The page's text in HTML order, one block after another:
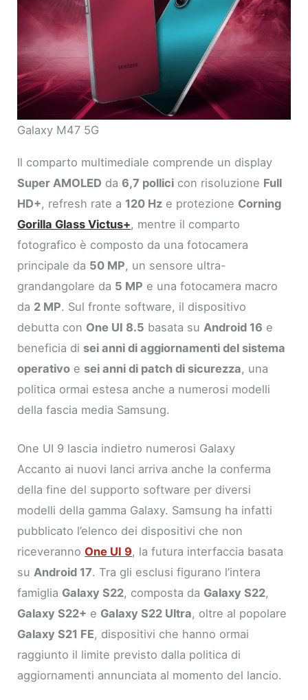
Galaxy M47 5G
Il comparto multimediale comprende un display
Super AMOLED da6,7 pollici con risoluzione Full
HD+, refresh rate a 120 Hz e protezione Corning
Gorilla Glass Victus+, mentre il comparto
fotografico è composto da una fotocamera
principale da 50 MP, un sensore ultra-
grandangolare da 5 MP e una fotocamera macro
da 2 MP. Sul fronte software, il dispositivo
debutta con One UI 8.5 basata su Android 16 e
beneficia di sei anni di aggiornamenti del sistema
operativo e sei anni di patch di sicurezza, una
politica ormai estesa anche a numerosi modelli
della fascia media Samsung.
One UI 9 lascia indietro numerosi Galaxy
Accanto ai nuovi lanci arriva anche la conferma
della fine del supporto software per diversi
modelli della gamma Galaxy. Samsung ha infatti
pubblicato l’elenco dei dispositivi che non
riceverannoOne UI 9, la futura interfaccia basata
suAndroid 17. Tra gli esclusi figurano l’intera
famiglia Galaxy S22, composta da Galaxy S22,
Galaxy S22+ e Galaxy S22 Ultra, oltre al popolare
Galaxy S21 FE, dispositivi che hanno ormai
raggiunto il limite previsto dalla politica di
aggiornamenti annunciata al momento del lancio.